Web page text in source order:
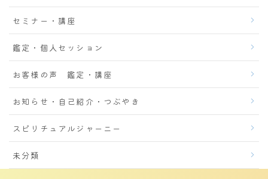
セミナー・講座
鑑定・個人セッション
お客様の声 鑑定・講座
お知らせ・自己紹介・つぶやき
スピリチュアルジャーニー
未分類